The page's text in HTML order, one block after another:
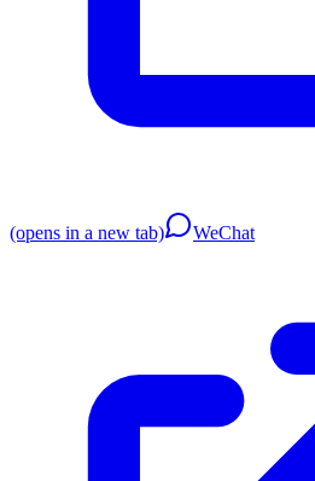
(opens in a new tab) WeChat